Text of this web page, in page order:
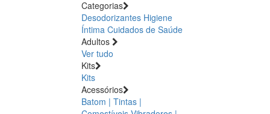
Categorias
Desodorizantes Higiene
Íntima Cuidados de Saúde
Adultos
Ver tudo
Kits
Kits
Acessórios
Batom | Tintas |